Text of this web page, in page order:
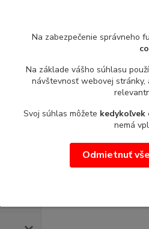
Na zabezpečenie správneho
Na základe vášho súhlasu
návštevnosť webovej
Svoj súhlas môžete kedykoľvek
nemá
Odmietnuť